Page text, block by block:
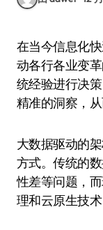
在当今信息化快速发展的时代，大数据已经成为推
动各行各业变
统经验进行决
精准的洞察，
大数据驱动的
方式。传统的
性差等问题，
理和云原生技